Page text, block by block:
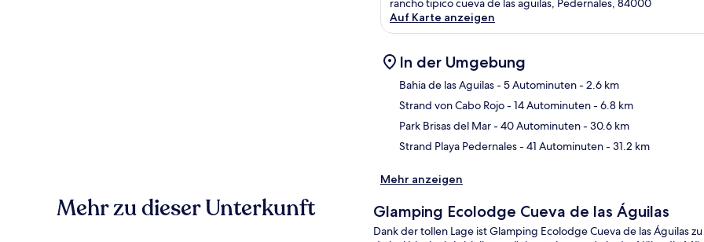
Auf Karte anzeigen
In der Umgebung
Bahia de las Aguilas- 5 Autominuten- 2.6 km
Strand von Cabo Rojo- 14 Autominuten- 6.8 km
Park Brisas del Mar- 40 Autominuten- 30.6 km
Strand Playa Pedernales- 41 Autominuten- 31.2 km
Mehr anzeigen
Mehr zu dieser Unterkunft Glamping Ecolodge Cueva de las Águilas
Dank der tollen Lage ist Glamping Ecolodge Cueva de las Águilas